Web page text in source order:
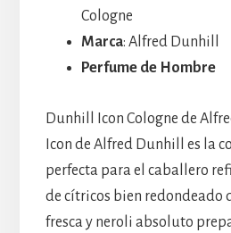
Cologne
Marca: Alfred Dunhill
Perfume de Hombre
Dunhill Icon Cologne de
Icon de Alfred Dunhill es la
perfecta para el caballero
de cítricos bien redondeado
fresca y neroli absoluto